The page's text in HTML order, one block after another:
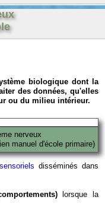
biologique dont la
des données, qu'elles
ou du milieu intérieur.
nerveux
manuel d'école primaire)
disséminés dans
lorsque la